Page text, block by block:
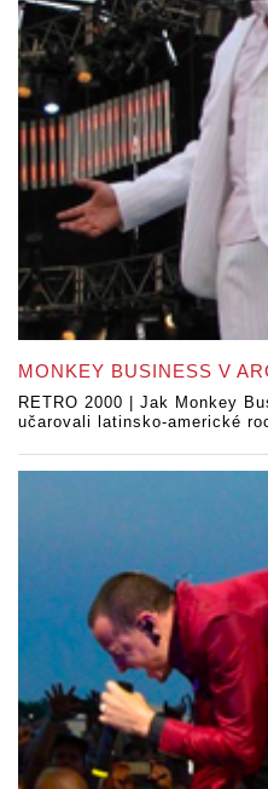
MONKEY BUSINESS V
RETRO 2000 | Jak Monkey
učarovali latinsko-americké